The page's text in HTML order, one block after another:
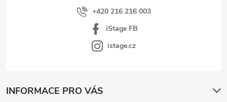
+420 216 216 003
iStage FB
istage.cz
INFORMACE PRO VÁS